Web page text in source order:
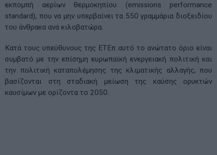
εκπομπή αερίων θερμοκηπίου (emissions performance
standard), που να μην υπερβαίνει τα 550 γραμμάρια διοξειδίου
του άνθρακα ανά κιλοβατώρα.
Κατά τους υπεύθυνους της ΕΤΕπ αυτό το ανώτατο όριο είναι
συμβατό με την επίσημη ευρωπαϊκή ενεργειακή πολιτική και
την πολιτική καταπολέμησης της κλιματικής αλλαγής, που
βασίζονται στη σταδιακή μείωση της καύσης ορυκτών
καυσίμων με ορίζοντα το 2050.